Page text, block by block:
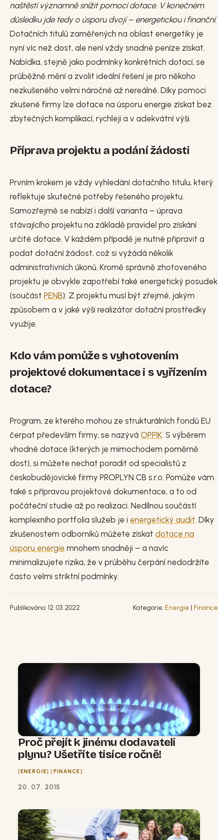
naštěstí významně snížit pomocí dotace. V konečném
důsledku jde tedy o úsporu dvojí – energetickou i finanční.
Dotačních titulů zaměřených na oblast energetiky je
nyní víc než dost, ale není vždy snadné peníze získat.
Nabídka, stejně jako podmínky konkrétních dotací, se
průběžně mění a zvolit ideální řešení je pro někoho
nezkušeného velmi náročné až nereálné. Díky pomoci
zkušené firmy lze dotace na úsporu energie získat bez
zbytečných komplikací, rychleji a v adekvátní výši.
Příprava projektu a podání žádosti
Prvním krokem je vždy vyhledání dotačního titulu, který
reflektuje skutečné potřeby řešeného projektu.
Samozřejmě se nabízí i další varianta – úprava
stávajícího projektu na základě pravidel pro získání
určité dotace. V každém případě je nutné připravit a
podat dotační žádost, což si vyžádá několik
administrativních úkonů. Kromě správně zhotoveného
projektu je obvykle zapotřebí také energetický posudek
(součást PENB). Z projektu musí být zřejmé, jakým
způsobem a v jaké výši realizátor dotační prostředky
využije.
Kdo vám pomůže s vyhotovením
projektové dokumentace i s vyřízením
dotace?
Program, ze kterého mohou ze strukturálních fondů EU
čerpat především firmy, se nazývá OPPIK. S výběrem
vhodné dotace (kterých je mimochodem poměrně
dost), si můžete nechat poradit od specialistů z
českobudějovické firmy PROPLYN CB s.r.o. Pomůže vám
také s přípravou projektové dokumentace, a to od
počáteční studie až po realizaci. Nedílnou součástí
komplexního portfolia služeb je i energetický audit. Díky
zkušenostem odborníků můžete získat dotace na
úsporu energie mnohem snadněji – a navíc
minimalizujete rizika, že v průběhu čerpání nedodržíte
často velmi striktní podmínky.
Publikováno: 12. 03. 2022 Kategorie: Energie | Finance
Proč přejít k jinému dodavateli
plynu? Ušetříte tisíce ročně!
ENERGIE FINANCE
20. 07. 2015